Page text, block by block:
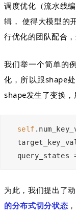
调度优化（流水线
辑， 使得大模型的
行优化的团队配合
我们举一个简单的
化，所以跟shape
shape发生了变换
self
query_states
为此，我们提出了
的分布式切分状态